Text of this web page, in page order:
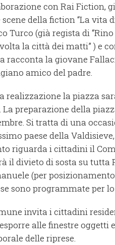
con Rai Fiction,
scene della fiction “La vita
Turco (già regista di “Rino
la città dei matti” ) e
racconta la giovane
amico del padre.
realizzazione la piazza
La preparazione della
Si tratta di una
paese della
riguarda i cittadini il
il divieto di sosta su tutta
(per
sono programmate per lo
invita i cittadini
alle finestre oggetti
delle riprese.